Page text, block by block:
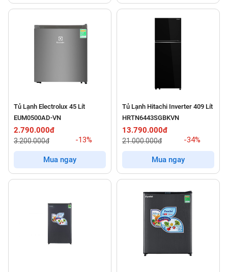
Tủ Lạnh Electrolux 45 Lít
EUM0500AD-VN
2.790.000đ
3.200.000đ -13%
Mua ngay
Tủ Lạnh Hitachi Inverter 409 Lít
HRTN6443SGBKVN
13.790.000đ
21.000.000đ -34%
Mua ngay